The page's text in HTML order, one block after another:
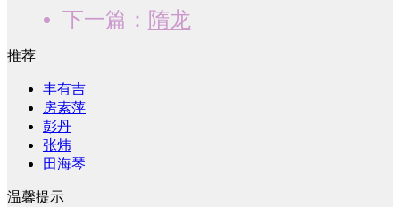
下一篇： 隋龙
推荐
丰有吉
房素萍
彭丹
张炜
田海琴
温馨提示